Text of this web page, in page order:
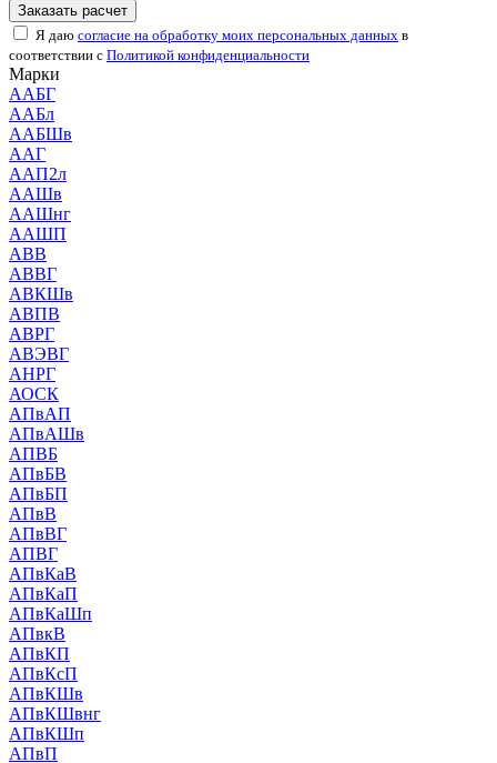
Заказать расчет
Я даю согласие на обработку моих персональных данных в
соответствии с Политикой конфиденциальности
Марки
ААБГ
ААБл
ААБШв
ААГ
ААП2л
ААШв
ААШнг
ААШП
АВВ
АВВГ
АВКШв
АВПВ
АВРГ
АВЭВГ
АНРГ
АОСК
АПвАП
АПвАШв
АПВБ
АПвБВ
АПвБП
АПвВ
АПвВГ
АПВГ
АПвКаВ
АПвКаП
АПвКаШп
АПвкВ
АПвКП
АПвКсП
АПвКШв
АПвКШвнг
АПвКШп
АПвП